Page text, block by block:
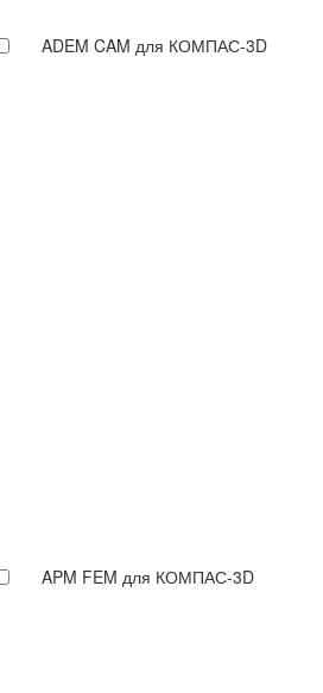
ADEM CAM для КОМПАС-3D
APM FEM для КОМПАС-3D